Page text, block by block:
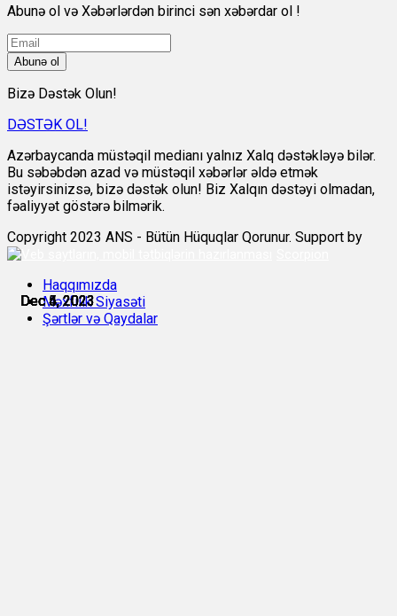
Dec 4, 2023
Dec 4, 2023
Dec 4, 2023
Dec 5, 2023
Dec 5, 2023
Dec 5, 2023
Abunə ol və Xəbərlərdən birinci sən xəbərdar ol !
Abunə ol
Bizə Dəstək Olun!
DƏSTƏK OL!
Azərbaycanda müstəqil medianı yalnız Xalq dəstəkləyə bilər.
Bu səbəbdən azad və müstəqil xəbərlər əldə etmək
istəyirsinizsə, bizə dəstək olun! Biz Xalqın dəstəyi olmadan,
fəaliyyət göstərə bilmərik.
Copyright 2023 ANS - Bütün Hüquqlar Qorunur. Support by
Haqqımızda
Məxfilik Siyasəti
Şərtlər və Qaydalar